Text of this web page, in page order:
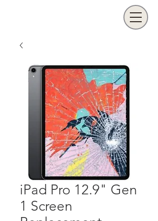
iPad Pro 12.9" Gen
1 Screen